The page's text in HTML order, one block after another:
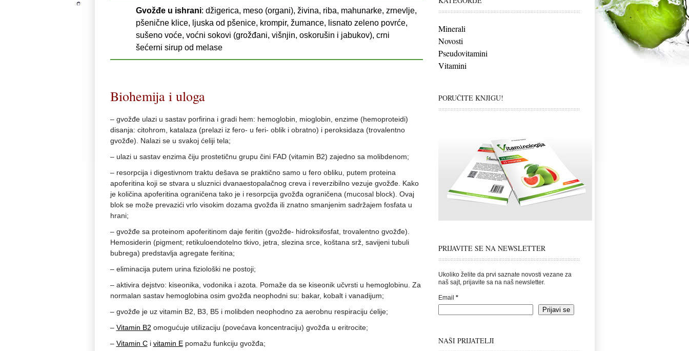
Gvožđe u ishrani: džigerica, meso (organi), živina, riba, mahunarke, zrnevlje,
pšenične klice, ljuska od pšenice, krompir, žumance, lisnato zeleno povrće,
sušeno voće, voćni sokovi (grožđani, višnjin, oskorušin i jabukov), crni
šećerni sirup od melase
Biohemija i uloga
– gvožđe ulazi u sastav porfirina i gradi hem: hemoglobin, mioglobin, enzime (hemoproteidi)
disanja: citohrom, katalaza (prelazi iz fero- u feri- oblik i obratno) i peroksidaza (trovalentno
gvožđe). Nalazi se u svakoj ćeliji tela;
– ulazi u sastav enzima čiju prostetičnu grupu čini FAD (vitamin B2) zajedno sa molibdenom;
– resorpcija i digestivnom traktu dešava se praktično samo u fero obliku, putem proteina
apoferitina koji se stvara u sluznici dvanaestopalačnog creva i reverzibilno vezuje gvožđe. Kako
je količina apoferitina ograničena tako je i resorpcija gvožđa ograničena (mucosal block). Ovaj
blok se može prevazići vrlo visokim dozama gvožđa ili znatno smanjenim sadržajem fosfata u
hrani;
– gvožđe sa proteinom apoferitinom daje feritin (gvožđe- hidroksifosfat, trovalentno gvožđe).
Hemosiderin (pigment; retikuloendotelno tkivo, jetra, slezina srce, koštana srž, savijeni tubuli
bubrega) predstavlja agregate feritina;
– eliminacija putem urina fiziološki ne postoji;
– aktivira dejstvo: kiseonika, vodonika i azota. Pomaže da se kiseonik učvrsti u hemoglobinu. Za
normalan sastav hemoglobina osim gvožđa neophodni su: bakar, kobalt i vanadijum;
– gvožđe je uz vitamin B2, B3, B5 i molibden neophodno za aerobnu respiraciju ćelije;
– Vitamin B2 omogućuje utilizaciju (povećava koncentraciju) gvožđa u eritrocite;
– Vitamin Ci vitamin Epomažu funkciju gvožđa;
Minerali
Novosti
Pseudovitamini
Vitamini
PORUČITE KNJIGU!
PRIJAVITE SE NA NEWSLETTER
Ukoliko želite da prvi saznate novosti vezane za
naš sajt, prijavite sa na naš newsletter.
Email *
NAŠI PRIJATELJI